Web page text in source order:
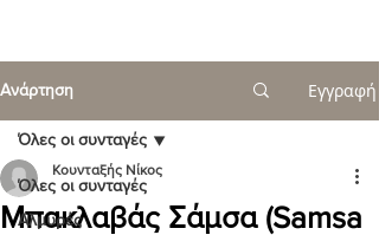
Ανάρτηση Εγγραφή
Όλες οι συνταγές
Αλμυρές
Όλες οι συνταγές
Μπακλαβάς Σάμσα (Samsa
Κουνταξής Νίκος